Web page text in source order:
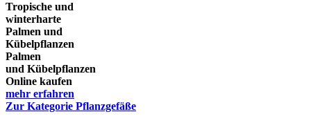
Tropische und
winterharte
Palmen und
Kübelpflanzen
Palmen
und Kübelpflanzen
Online kaufen
mehr erfahren
Zur Kategorie Pflanzgefäße